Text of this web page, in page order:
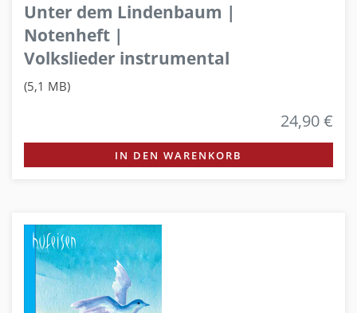
Unter dem Lindenbaum |
Notenheft |
Volkslieder instrumental
(5,1 MB)
24,90 €
IN DEN WARENKORB